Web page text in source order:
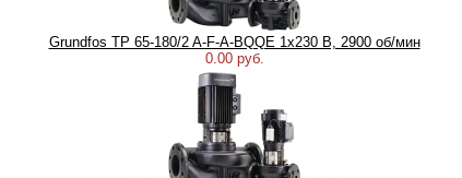
Grundfos TP 65-180/2 A-F-A-BQQE 1x230 В, 2900 об/мин
0.00 руб.